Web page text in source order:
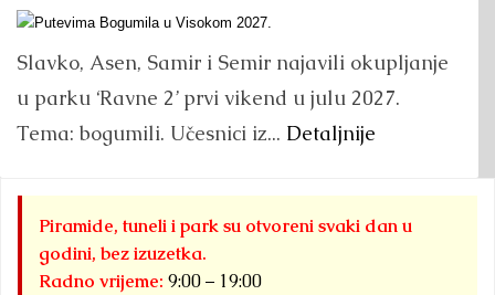
Slavko, Asen, Samir i Semir najavili okupljanje
u parku ‘Ravne 2’ prvi vikend u julu 2027.
Tema: bogumili. Učesnici iz... Detaljnije
Piramide, tuneli i park su otvoreni svaki dan u
godini, bez izuzetka.
Radno vrijeme: 9:00 – 19:00